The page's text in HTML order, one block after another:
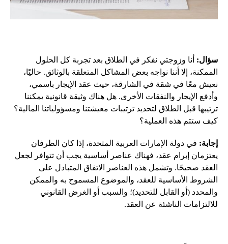
سؤال: أنا وزوجتي نفكر في الطلاق بعد تجربة كل الحلول
الممكنة، إلا أننا نواجه بعض المشاكل المتعلقة بالوثائق. حاليًا،
نعيش معًا في شقة في الشارقة، حيث عقد الإيجار باسمي،
وأدفع الإيجار والنفقات الأخرى. هل هناك وثيقة قانونية يمكننا
ترتيبها قبل الطلاق لتحديد ترتيبات معيشتنا ومسؤولياتنا المالية؟
كيف ستتم هذه العملية؟
إجابة: في دولة الإمارات العربية المتحدة، إذا كان الطرفان
يعتزمان إبرام عقد، فهناك عناصر أساسية يجب أن تتوافر لجعل
العقد صحيحًا. وتشمل هذه العناصر الاتفاق المتبادل على
الشروط الأساسية للعقد، والموضوع المسموح به والممكن
والمحدد (أو القابل للتحديد)؛ والسبب أو الغرض القانوني
للالتزامات الناشئة عن العقد.